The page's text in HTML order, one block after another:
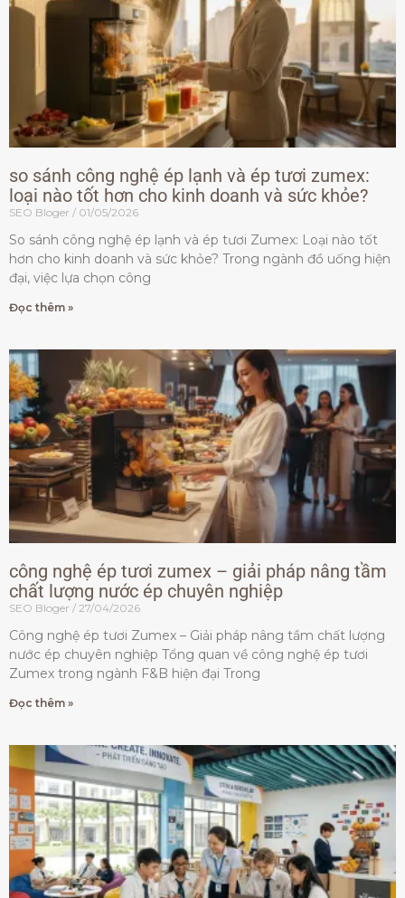
so sánh công nghệ ép lạnh và ép tươi zumex:
loại nào tốt hơn cho kinh doanh và sức khỏe?
SEO Bloger 01/05/2026
So sánh công nghệ ép lạnh và ép tươi Zumex: Loại nào tốt
hơn cho kinh doanh và sức khỏe? Trong ngành đồ uống hiện
đại, việc lựa chọn công
Đọc thêm »
công nghệ ép tươi zumex – giải pháp nâng tầm
chất lượng nước ép chuyên nghiệp
SEO Bloger 27/04/2026
Công nghệ ép tươi Zumex – Giải pháp nâng tầm chất lượng
nước ép chuyên nghiệp Tổng quan về công nghệ ép tươi
Zumex trong ngành F&B hiện đại Trong
Đọc thêm »